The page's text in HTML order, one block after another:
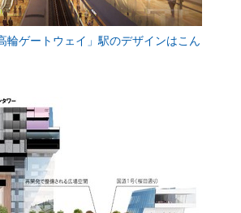
輪ゲートウェイ」駅のデザインはこん